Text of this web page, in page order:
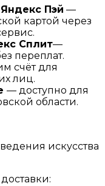
Яндекс Пэй —
картой через
сервис.
Сплит—
переплат.
счёт для
лиц.
— доступно для
области.
искусства